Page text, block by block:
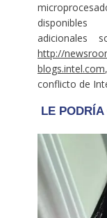
disponibles
adicionales
http://
blogs.intel.com
conflicto de